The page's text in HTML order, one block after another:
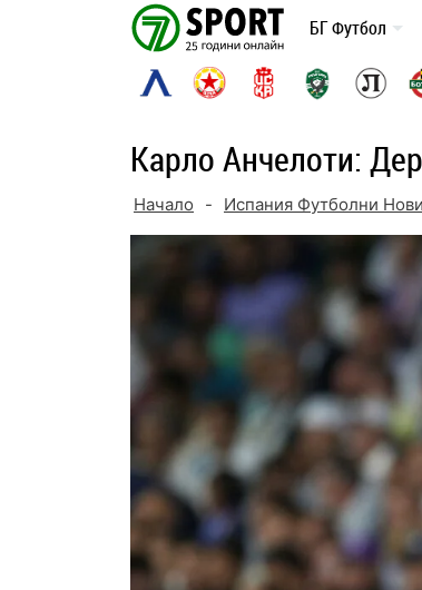
БГ Футбол
Карло Анчелоти:
Начало - Испания Футболни